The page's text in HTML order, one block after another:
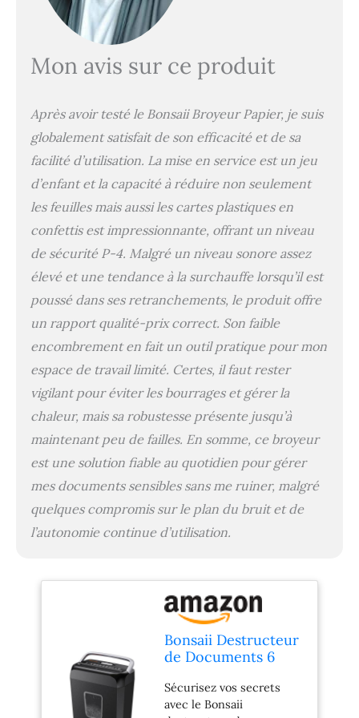
destructeur fonctionne
lampe rouge s'allume.
minutes Le bac à déchets
de 13 litres offre
pour vos matériaux
déchiquetés. Le
démarrage automatique
et la marche arrière
manuelle garantissent un
fonctionnement fluide
de votre dechiqueteuse
papier electrique Le
design compact du
destructeur de papier
parfaitement dans votre
bureau ou votre domicile
Videz régulièrement la
corbeille pour éviter les
bourrages de papier et la
surchauffe, ce qui assure
un fonctionnement fiable
de la machine et
prolonge sa durée de vie
Mon avis sur ce produit
Après avoir testé le Bonsaii Broyeur Papier, je suis
globalement satisfait de son efficacité et de sa
facilité d’utilisation. La mise en service est un jeu
d’enfant et la capacité à réduire non seulement
les feuilles mais aussi les cartes plastiques en
confettis est impressionnante, offrant un niveau
de sécurité P-4. Malgré un niveau sonore assez
élevé et une tendance à la surchauffe lorsqu’il est
poussé dans ses retranchements, le produit offre
un rapport qualité-prix correct. Son faible
encombrement en fait un outil pratique pour mon
espace de travail limité. Certes, il faut rester
vigilant pour éviter les bourrages et gérer la
chaleur, mais sa robustesse présente jusqu’à
maintenant peu de failles. En somme, ce broyeur
est une solution fiable au quotidien pour gérer
mes documents sensibles sans me ruiner, malgré
quelques compromis sur le plan du bruit et de
l’autonomie continue d’utilisation.
Bonsaii Destructeur
de Documents 6
Croisée P-4 pour
Cartes
Sécurisez vos secrets
avec le Bonsaii